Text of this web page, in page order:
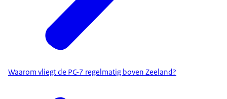
Waarom vliegt de PC-7 regelmatig boven Zeeland?